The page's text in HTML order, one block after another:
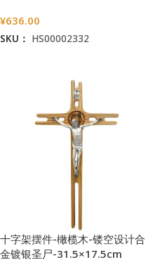
¥636.00
SKU： HS00002332
十字架摆件-橄榄木-镂空设计合
金镀银圣尸-31.5×17.5cm